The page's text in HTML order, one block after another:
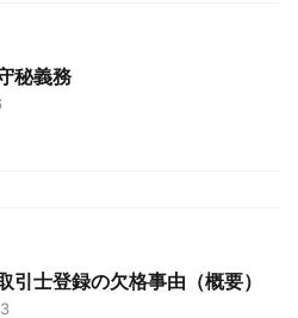
秘義務
引士登録の欠格事由（概要）